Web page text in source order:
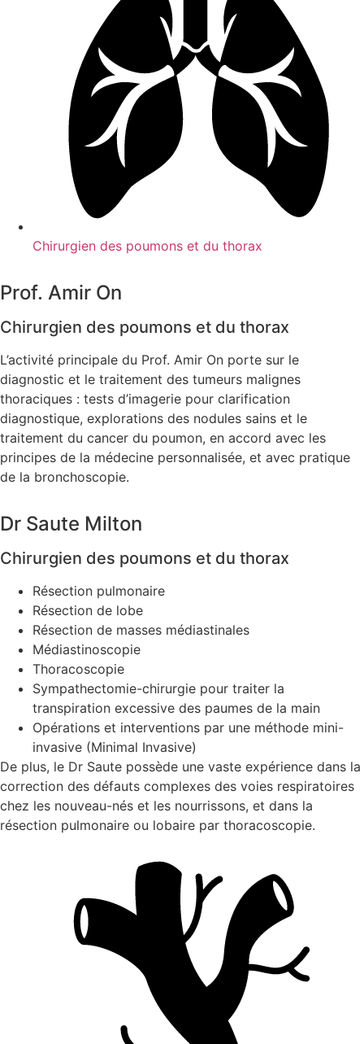
Chirurgien des poumons et du thorax
Prof. Amir On
Chirurgien des poumons et du thorax
L’activité principale du Prof. Amir On porte sur le
diagnostic et le traitement des tumeurs malignes
thoraciques : tests d’imagerie pour clarification
diagnostique, explorations des nodules sains et le
traitement du cancer du poumon, en accord avec les
principes de la médecine personnalisée, et avec pratique
de la bronchoscopie.
Dr Saute Milton
Chirurgien des poumons et du thorax
Résection pulmonaire
Résection de lobe
Résection de masses médiastinales
Médiastinoscopie
Thoracoscopie
Sympathectomie-chirurgie pour traiter la
transpiration excessive des paumes de la main
Opérations et interventions par une méthode mini-
invasive (Minimal Invasive)
De plus, le Dr Saute possède une vaste expérience dans
correction des défauts complexes des voies respiratoires
chez les nouveau-nés et les nourrissons, et dans la
résection pulmonaire ou lobaire par thoracoscopie.